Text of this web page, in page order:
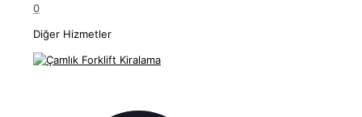
0
Diğer Hizmetler